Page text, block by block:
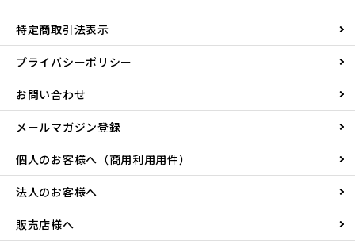
特定商取引法表示
プライバシーポリシー
お問い合わせ
メールマガジン登録
個人のお客様へ（商用利用用件）
法人のお客様へ
販売店様へ